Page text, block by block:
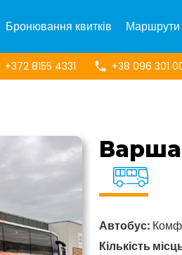
Бронювання квитків Маршрути
+372 8155 4331 +38 096 301
Автобус:
Кількість